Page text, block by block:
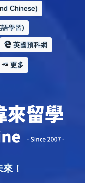
Chinese)
學習)
英國預科網
更多
！